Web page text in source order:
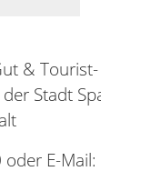
& Tourist-
Stadt Spalt
E-Mail: